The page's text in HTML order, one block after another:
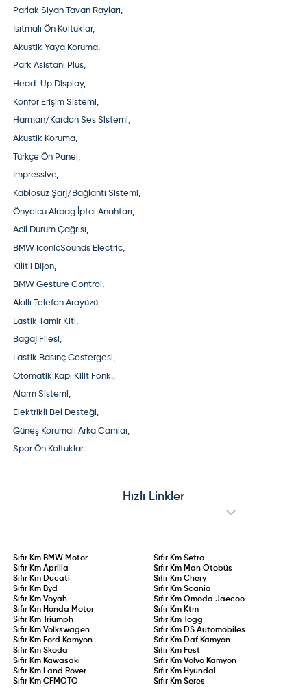
Parlak Siyah Tavan Rayları,
Isıtmalı Ön Koltuklar,
Akustik Yaya Koruma,
Park Asistanı Plus,
Head-Up Display,
Konfor Erişim Sistemi,
Harman/Kardon Ses Sistemi,
Akustik Koruma,
Türkçe Ön Panel,
Impressive,
Kablosuz Şarj/Bağlantı Sistemi,
Önyolcu Airbag İptal Anahtarı,
Acil Durum Çağrısı,
BMW IconicSounds Electric,
Kilitli Bijon,
BMW Gesture Control,
Akıllı Telefon Arayüzü,
Lastik Tamir Kiti,
Bagaj Filesi,
Lastik Basınç Göstergesi,
Otomatik Kapı Kilit Fonk.,
Alarm Sistemi,
Elektrikli Bel Desteği,
Güneş Korumalı Arka Camlar,
Spor Ön Koltuklar.
Hızlı Linkler
Sıfır Km BMW Motor Sıfır Km Setra
Sıfır KmAprilia Sıfır Km Man Otobüs
Sıfır Km Ducati Sıfır Km Chery
Sıfır Km Byd Sıfır Km Scania
Sıfır KmVoyah Sıfır Km Omoda Jaecoo
Sıfır Km Honda Motor Sıfır Km Ktm
Sıfır Km
Triumph Sıfır Km
Togg
Sıfır KmVolkswagen Sıfır Km DS Automobiles
Sıfır Km Ford Kamyon Sıfır Km Daf Kamyon
Sıfır KmSkoda Sıfır Km Fest
Sıfır Km Kawasaki Sıfır Km Volvo Kamyon
Sıfır Km Land Rover Sıfır Km Hyundai
Sıfır KmCFMOTO Sıfır Km Seres